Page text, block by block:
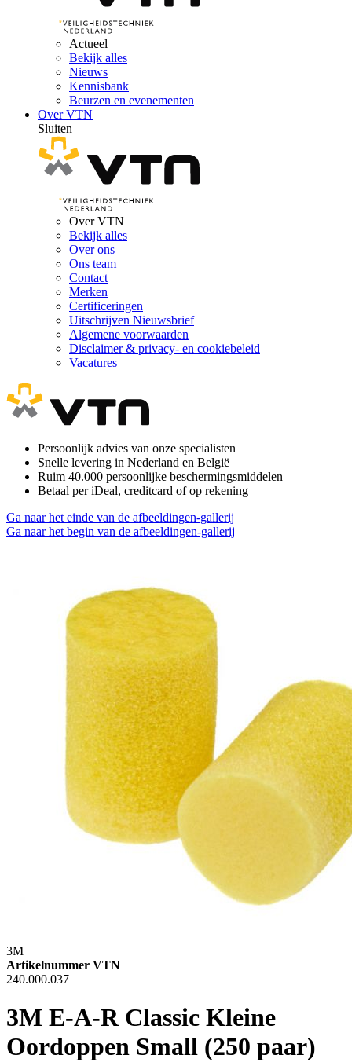
Actueel
Bekijk alles
Nieuws
Kennisbank
Beurzen en evenementen
Over VTN
Sluiten
Over VTN
Bekijk alles
Over ons
Ons team
Contact
Merken
Certificeringen
Uitschrijven Nieuwsbrief
Algemene voorwaarden
Disclaimer & privacy- en cookiebeleid
Vacatures
Persoonlijk advies van onze specialisten
Snelle levering in Nederland en België
Ruim 40.000 persoonlijke beschermingsmiddelen
Betaal per iDeal, creditcard of op rekening
Ga naar het einde van de afbeeldingen-gallerij
Ga naar het begin van de afbeeldingen-gallerij
3M
Artikelnummer VTN
240.000.037
3M E-A-R Classic Kleine
Oordoppen Small (250 paar)